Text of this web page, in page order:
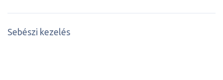
Sebészi kezelés